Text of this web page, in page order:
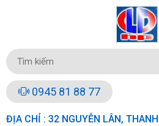
0945 81 88 77
ĐỊA CHỈ : 32 NGUYỄN LÂN,